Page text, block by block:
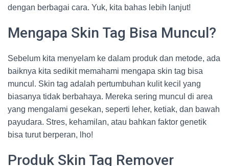
dengan berbagai cara. Yuk, kita bahas lebih lanjut!
Mengapa Skin Tag Bisa Muncul?
Sebelum kita menyelam ke dalam produk dan metode, ada
baiknya kita sedikit memahami mengapa skin tag bisa
muncul. Skin tag adalah pertumbuhan kulit kecil yang
biasanya tidak berbahaya. Mereka sering muncul di area
yang mengalami gesekan, seperti leher, ketiak, dan bawah
payudara. Stres, kehamilan, atau bahkan faktor genetik
bisa turut berperan, lho!
Produk Skin Tag Remover